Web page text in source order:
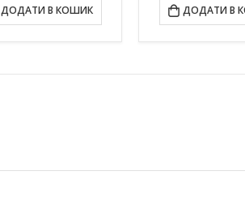
ДОДАТИ В КОШИК ДОДАТИ В